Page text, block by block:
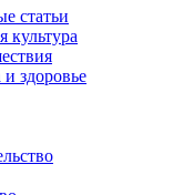
статьи
культура
и здоровье